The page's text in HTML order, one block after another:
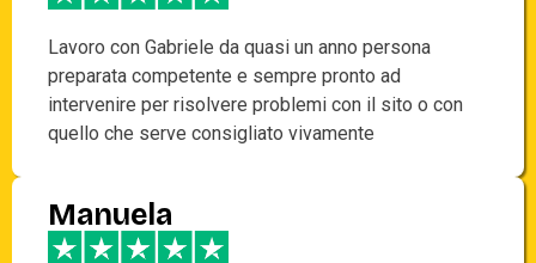
Lavoro con Gabriele da quasi un anno persona
preparata competente e sempre pronto ad
intervenire per risolvere problemi con il sito o con
quello che serve consigliato vivamente
Manuela